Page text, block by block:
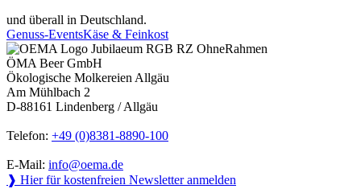
und überall in Deutschland.
Genuss-EventsKäse & Feinkost
ÖMA Beer GmbH
Ökologische Molkereien Allgäu
Am Mühlbach 2
D-88161 Lindenberg / Allgäu
Telefon: +49 (0)8381-8890-100
E-Mail: info@oema.de
❱ Hier für kostenfreien Newsletter anmelden